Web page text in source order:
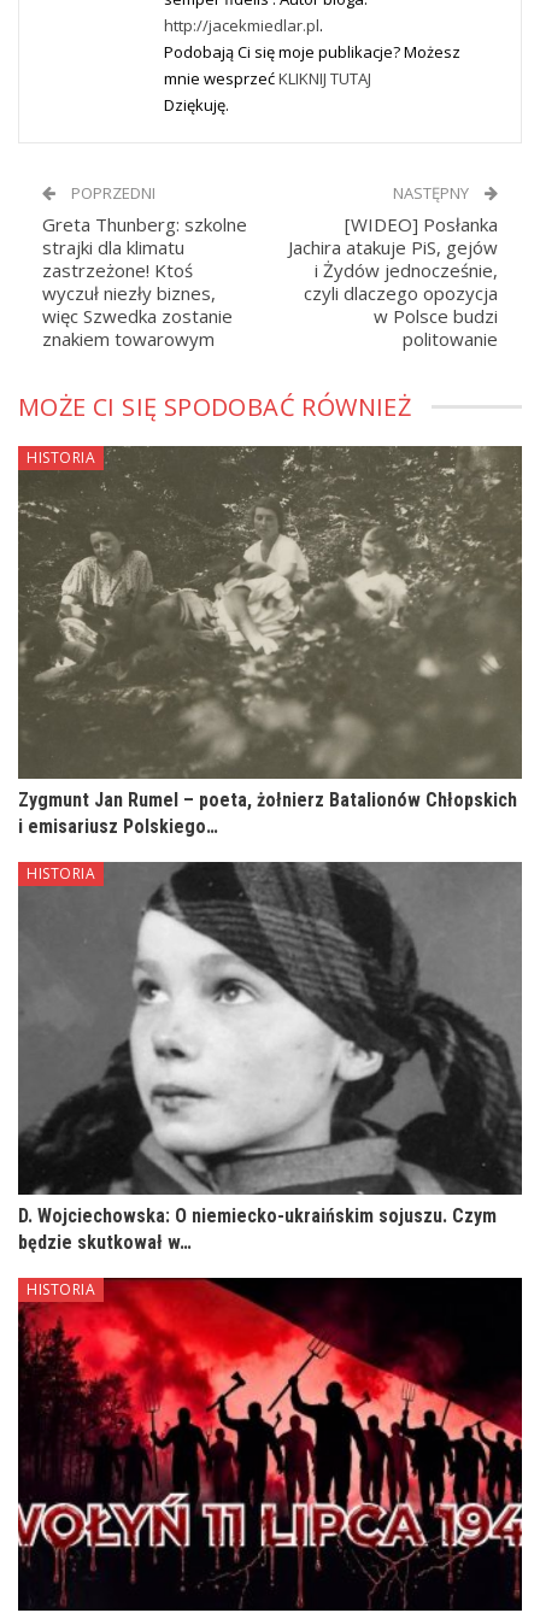
http://jacekmiedlar.pl.
Podobają Ci się moje publikacje? Możesz
mnie wesprzećKLIKNIJ TUTAJ
Dziękuję.
POPRZEDNI
Greta Thunberg: szkolne
strajki dla klimatu
zastrzeżone! Ktoś
wyczuł niezły biznes,
więc Szwedka zostanie
znakiem towarowym
NASTĘPNY
[WIDEO] Posłanka
Jachira atakuje PiS, gejów
i Żydów jednocześnie,
czyli dlaczego opozycja
w Polsce budzi
politowanie
MOŻE CI SIĘ SPODOBAĆ RÓWNIEŻ
HISTORIA
Zygmunt Jan Rumel – poeta, żołnierz Batalionów Chłopskich
i emisariusz Polskiego…
HISTORIA
D. Wojciechowska: O niemiecko-ukraińskim sojuszu. Czym
będzie skutkował w…
HISTORIA